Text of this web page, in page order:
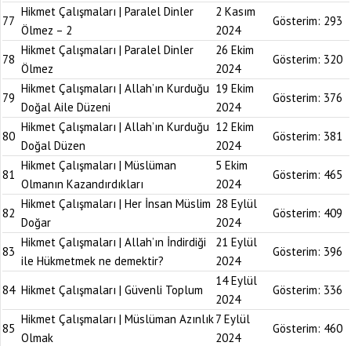
77
Hikmet Çalışmaları | Paralel Dinler
Ölmez – 2
2 Kasım
2024
Gösterim: 293
78
Hikmet Çalışmaları | Paralel Dinler
Ölmez
26 Ekim
2024
Gösterim: 320
79
Hikmet Çalışmaları | Allah’ın Kurduğu
Doğal Aile Düzeni
19 Ekim
2024
Gösterim: 376
80
Hikmet Çalışmaları | Allah’ın Kurduğu
Doğal Düzen
12 Ekim
2024
Gösterim: 381
81
Hikmet Çalışmaları | Müslüman
Olmanın Kazandırdıkları
5 Ekim
2024
Gösterim: 465
82
Hikmet Çalışmaları | Her İnsan Müslim
Doğar
28 Eylül
2024
Gösterim: 409
83
Hikmet Çalışmaları | Allah’ın İndirdiği
ile Hükmetmek ne demektir?
21 Eylül
2024
Gösterim: 396
84 Hikmet Çalışmaları | Güvenli Toplum
14 Eylül
2024
Gösterim: 336
85
Hikmet Çalışmaları | Müslüman Azınlık
Olmak
7 Eylül
2024
Gösterim: 460